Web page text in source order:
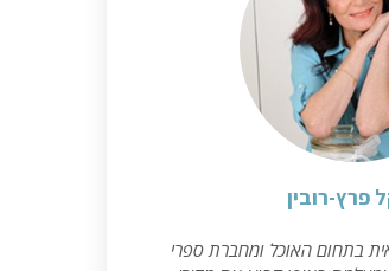
פרץ-רובין
בתחום האוכל ומחברת ספרי